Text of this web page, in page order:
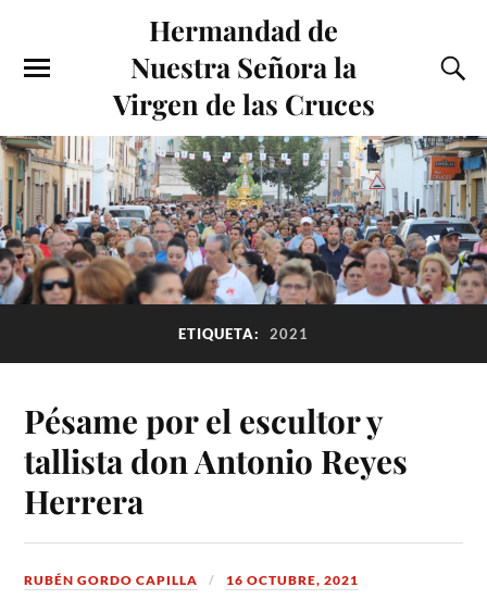
Hermandad de
Nuestra Señora la
Virgen de las Cruces
ETIQUETA: 2021
Pésame por el escultor y
tallista don Antonio Reyes
Herrera
RUBÉN GORDO CAPILLA 16 OCTUBRE, 2021